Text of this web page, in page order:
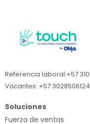
Referencia laboral:+57
Vacantes: +57 3028506124
Soluciones
Fuerza de ventas